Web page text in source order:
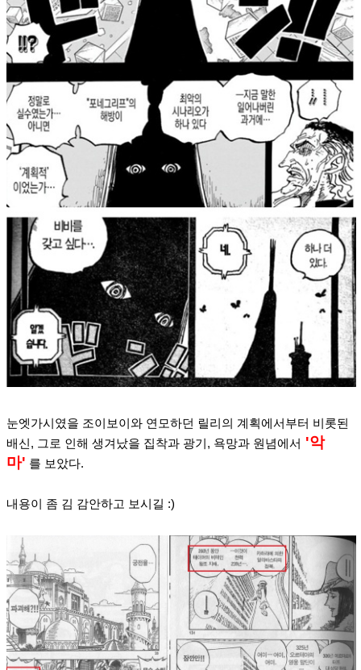
눈엣가시였을 조이보이와 연모하던 릴리의 계획에서부터 비롯된
배신, 그로 인해 생겨났을 집착과 광기, 욕망과 원념에서 '악
마' 를 보았다.
내용이 좀 김 감안하고 보시길 :)